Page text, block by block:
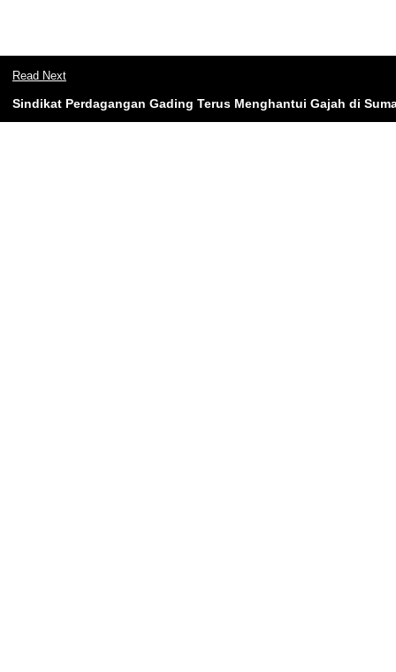
Read Next
Sindikat Perdagangan Gading Terus Menghantui Gajah di